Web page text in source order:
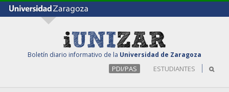
Boletín diario informativo de la Universidad de Zaragoza
PDI/PAS ESTUDIANTES